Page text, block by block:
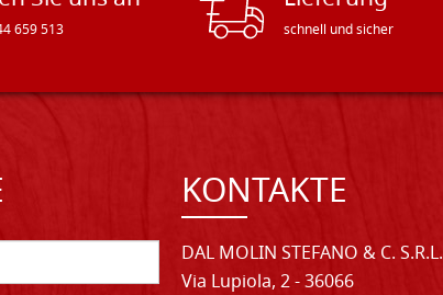
659 513 schnell und sicher
KONTAKTE
DAL MOLIN STEFANO & C. S.R.L.
Via Lupiola, 2 - 36066